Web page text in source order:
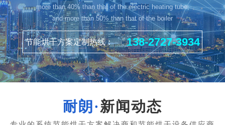
more than 40% than that of the electric heating tube,
and more than 50% than that of the boiler
节能烘干方案定制热线： 138-2727-3934
新闻动态